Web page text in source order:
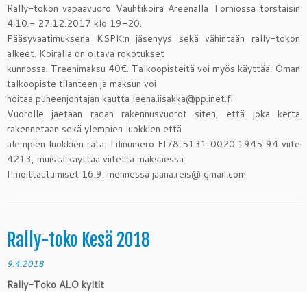
Rally-tokon vapaavuoro Vauhtikoira Areenalla Torniossa torstaisin
4.10.- 27.12.2017 klo 19-20.
Pääsyvaatimuksena KSPK:n jäsenyys sekä vähintään rally-tokon
alkeet. Koiralla on oltava rokotukset
kunnossa. Treenimaksu 40€. Talkoopisteitä voi myös käyttää. Oman
talkoopiste tilanteen ja maksun voi
hoitaa puheenjohtajan kautta leena.iisakka@pp.inet.fi
Vuorolle jaetaan radan rakennusvuorot siten, että joka kerta
rakennetaan sekä ylempien luokkien että
alempien luokkien rata. Tilinumero FI78 5131 0020 1945 94 viite
4213, muista käyttää viitettä maksaessa.
Ilmoittautumiset 16.9. mennessä jaana.reis@ gmail.com
Rally-toko Kesä 2018
9.4.2018
Rally-Toko ALO kyltit